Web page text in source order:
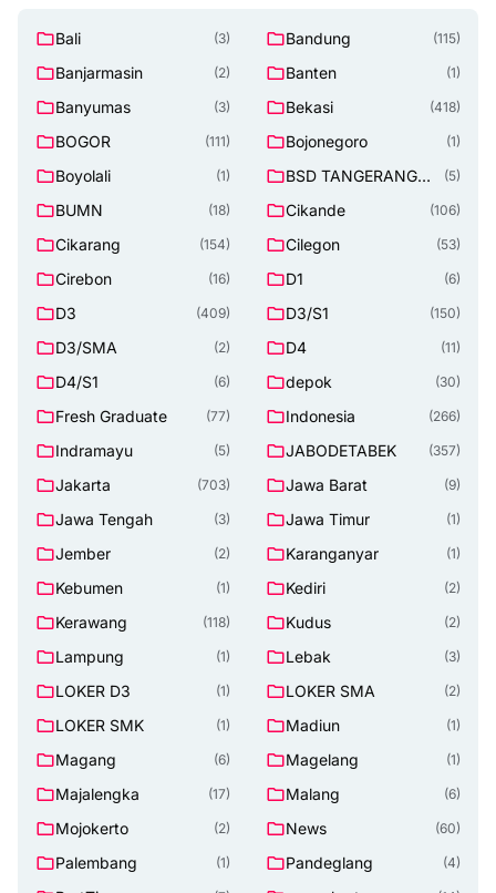
Bali (3) Bandung (115)
Banjarmasin (2) Banten (1)
Banyumas (3) Bekasi (418)
BOGOR (111) Bojonegoro (1)
Boyolali (1)
BSD TANGERANG
(5)
BUMN (18) Cikande (106)
Cikarang (154) Cilegon (53)
Cirebon (16) D1 (6)
D3 (409) D3/S1 (150)
D3/SMA (2) D4 (11)
D4/S1 (6) depok (30)
Fresh Graduate (77) Indonesia (266)
Indramayu (5) JABODETABEK (357)
Jakarta (703) Jawa Barat (9)
Jawa Tengah (3) Jawa Timur (1)
Jember (2) Karanganyar (1)
Kebumen (1) Kediri (2)
Kerawang (118) Kudus (2)
Lampung (1) Lebak (3)
LOKER D3 (1) LOKER SMA (2)
LOKER SMK (1) Madiun (1)
Magang (6) Magelang (1)
Majalengka (17) Malang (6)
Mojokerto (2) News (60)
Palembang (1) Pandeglang (4)